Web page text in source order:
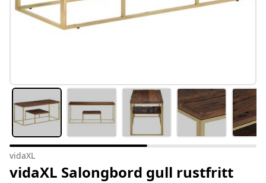
vidaXL
vidaXL Salongbord gull rustfritt